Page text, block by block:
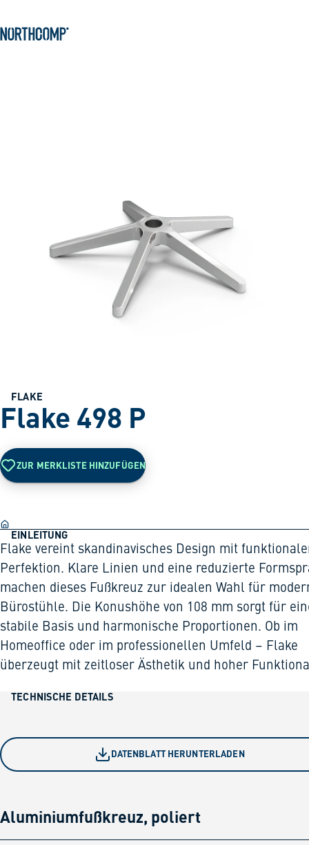
Zur Navigation springen
FLAKE
Flake 498 P
ZUR MERKLISTE HINZUFÜGEN
EINLEITUNG
Flake vereint skandinavisches Design mit
Perfektion. Klare Linien und eine reduzierte
machen dieses Fußkreuz zur idealen Wahl für
Bürostühle. Die Konushöhe von 108 mm sorgt für
stabile Basis und harmonische Proportionen. Ob im
Homeoffice oder im professionellen Umfeld – Flake
überzeugt mit zeitloser Ästhetik und hoher
TECHNISCHE DETAILS
DATENBLATT HERUNTERLADEN
Aluminiumfußkreuz, poliert